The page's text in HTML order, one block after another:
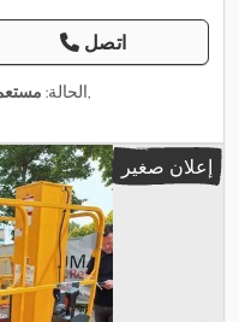
اتصل
الحالة:,
إعلان صغير